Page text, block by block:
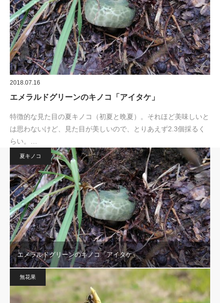
2018.07.16
エメラルドグリーンのキノコ「アイタケ」
特徴的な見た目の夏キノコ（初夏と晩夏）。それほど美味しいと
は思わないけど、見た目が美しいので、とりあえず2.3個採るく
らい。…
夏キノコ
エメラルドグリーンのキノコ「アイタケ」
無花果